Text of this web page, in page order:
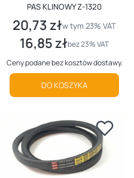
PAS KLINOWY Z-1320
Cena brutto
20,73 złw tym %s VAT
w tym23% VAT
Cena netto
16,85 złbez 23% VAT
Ceny podane bez kosztów dostawy.
DO KOSZYKA